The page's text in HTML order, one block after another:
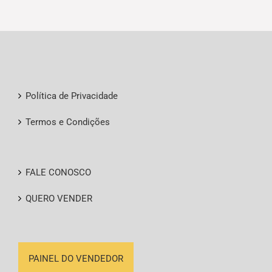
Política de Privacidade
Termos e Condições
FALE CONOSCO
QUERO VENDER
PAINEL DO VENDEDOR